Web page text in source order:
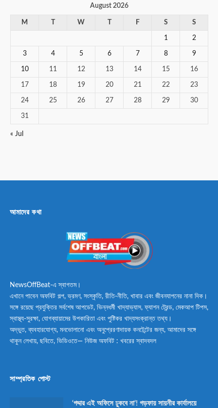
August 2026
M W F S S
1 2
3 4 5 6 7 8 9
10 11 12 13 14 15 16
17 18 19 20 21 22 23
24 25 26 27 28 29 30
31
« Jul
আমাদের কথা
NewsOffBeat-এ স্বাগতম।
এখানে পাবেন অফবিট গল্প, ভ্রমণ, সংস্কৃতি, রীতি-নীতি, খাবার এবং জীবনযাপনের নানা দিক।
সঙ্গে রয়েছে প্রযুক্তির সর্বশেষ আপডেট, ভিন্নধর্মী খাদ্যাভ্যাস, ফ্যাশন ট্রেন্ড, মেকআপ টিপস,
স্বাস্থ্য-সুরক্ষা, যোগব্যায়ামের উপকারিতা এবং পুষ্টিকর খাদ্যসংক্রান্ত তথ্য।
অদ্ভুত, ব্যবহারযোগ্য, মনভোলানো এবং অনুপ্রেরণাদায়ক কনটেন্টের জন্য, আমাদের সঙ্গে
থাকুন লেখায়, ছবিতে, ভিডিওতে— নিউজ অফবিট : খবরের স্বাদবদল
সাম্প্রতিক পোস্ট
‘গদ্দার এই অফিসে ঢুকবে না’! গড়ফায় সায়নীর কার্যালয়ে